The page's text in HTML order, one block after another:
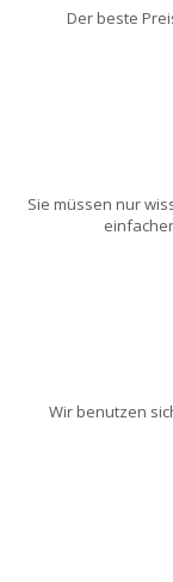
Der beste
Sie müssen nur
Wir benutzen